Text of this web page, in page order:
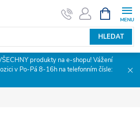
HLEDAT
NÁKUPNÍ
KOŠÍK
produkty na e-shopu! Vážení
v Po-Pá 8-16h na telefonním čísle: